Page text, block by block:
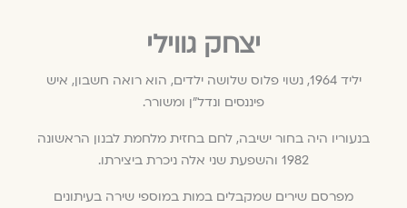
יצחק גווילי
יליד 1964, נשוי פלוס שלושה ילדים, הוא רואה חשבון, איש
פיננסים ונדל"ן ומשורר.
בנעוריו היה בחור ישיבה, לחם בחזית מלחמת לבנון הראשונה
1982 והשפעת שני אלה ניכרת ביצירתו.
מפרסם שירים שמקבלים במות במוספי שירה בעיתונים